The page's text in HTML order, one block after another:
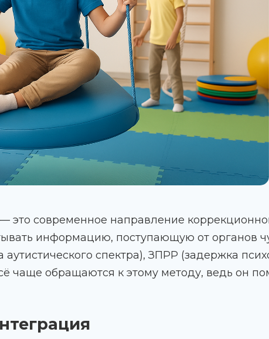
— это современное направление
информацию, поступающую от органов
спектра), ЗПРР (задержка
чаще обращаются к этому методу, ведь он